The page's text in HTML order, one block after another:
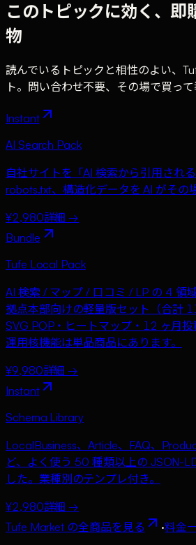
このトピックに効く、即
物
読んでいるトピックと相性のよい、
ト。問い合わせ不要、その場で買って
Instant
AI Search Pack
自社サイトを「AI 検索から引用される
robots.txt、構造化データを AI がその
¥2,980詳細 →
Bundle
Tufe Local Pack
AI 検索 / マップ / 口コミ / LP の 4 領
拠点本部向けの軽量版セット（合計
SVG POP・ヒートマップ・12 ヶ月
運用核機能は単品商品にあります。
¥9,980詳細 →
Instant
Schema Library
LocalBusiness、Article、FAQ、
ど、よく使う 50 種類以上の JSON-
した。業種別のテンプレ付き。
¥2,980詳細 →
Tufe Market の全商品を見る
·料金